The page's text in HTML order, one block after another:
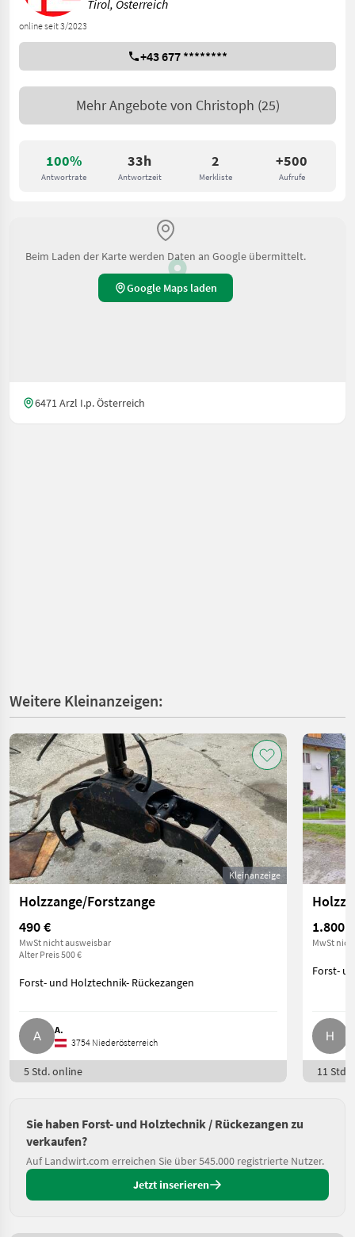
100%
Antwortrate
33h
Antwortzeit
2
Merkliste
+500
Aufrufe
online seit 3/2023
Tirol, Österreich
+43 677 ********
Mehr Angebote von Christoph (25)
Beim Laden der Karte werden Daten an Google übermittelt.
Google Maps laden
6471 Arzl I.p. Österreich
Weitere Kleinanzeigen:
Kleinanzeige
Holzzange/Forstzange
490 €
MwSt nicht ausweisbar
Alter Preis 500 €
Forst- und Holztechnik- Rückezangen
A.
3754 Niederösterreich
5 Std. online
1.800 €
MwSt
Forst-
11 Std.
Sie haben Forst- und Holztechnik / Rückezangen zu
verkaufen?
Auf Landwirt.com erreichen Sie über 545.000 registrierte Nutzer.
Jetzt inserieren